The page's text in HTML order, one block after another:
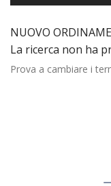
NUOVO
La ricerca non ha
Prova a cambiare i